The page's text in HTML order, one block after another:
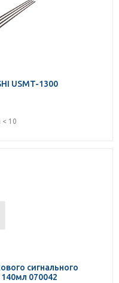
USMT-1300
< 10
сигнального
устройства «РЕВУН» 140мл 070042